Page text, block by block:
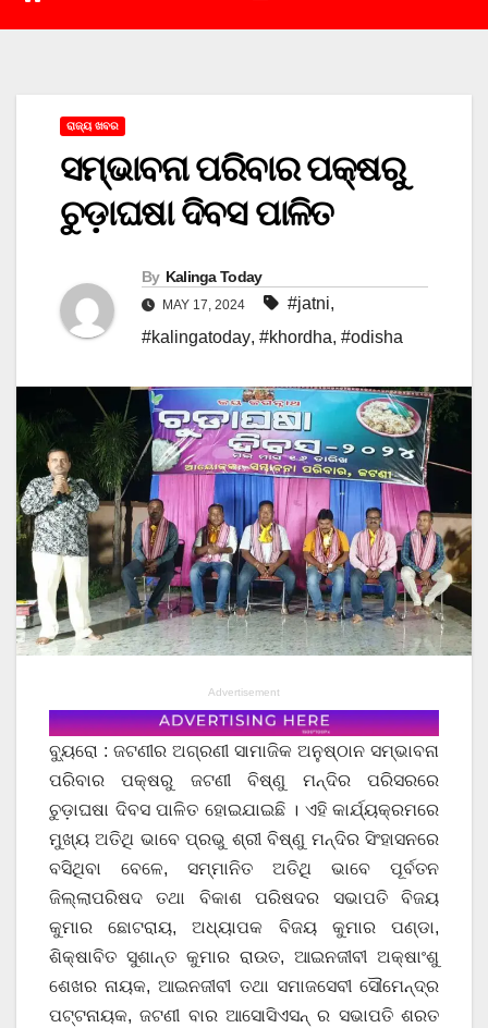
ରାଜ୍ୟ ଖବର
ସମ୍ଭାବନା ପରିବାର ପକ୍ଷରୁ
ଚୁଡ଼ାଘଷା ଦିବସ ପାଳିତ
By Kalinga Today
MAY 17, 2024 #jatni,
#kalingatoday, #khordha, #odisha
Advertisement
ବ୍ୟୁରୋ : ଜଟଣୀର ଅଗ୍ରଣୀ ସାମାଜିକ ଅନୁଷ୍ଠାନ ସମ୍ଭାବନା
ପରିବାର ପକ୍ଷରୁ ଜଟଣୀ ବିଷ୍ଣୁ ମନ୍ଦିର ପରିସରରେ
ଚୁଡ଼ାଘଷା ଦିବସ ପାଳିତ ହୋଇଯାଇଛି । ଏହି କାର୍ଯ୍ୟକ୍ରମରେ
ମୁଖ୍ୟ ଅତିଥି ଭାବେ ପ୍ରଭୁ ଶ୍ରୀ ବିଷ୍ଣୁ ମନ୍ଦିର ସିଂହାସନରେ
ବସିଥିବା ବେଳେ, ସମ୍ମାନିତ ଅତିଥି ଭାବେ ପୂର୍ବତନ
ଜିଲ୍ଲାପରିଷଦ ତଥା ବିକାଶ ପରିଷଦର ସଭାପତି ବିଜୟ
କୁମାର ଛୋଟରାୟ, ଅଧ୍ୟାପକ ବିଜୟ କୁମାର ପଣ୍ଡା,
ଶିକ୍ଷାବିତ ସୁଶାନ୍ତ କୁମାର ରାଉତ, ଆଇନଜୀବୀ ଅକ୍ଷାଂଶୁ
ଶେଖର ନାୟକ, ଆଇନଜୀବୀ ତଥା ସମାଜସେବୀ ସୌମେନ୍ଦ୍ର
ପଟ୍ଟନାୟକ, ଜଟଣୀ ବାର ଆସୋସିଏସନ୍ ର ସଭାପତି ଶରତ